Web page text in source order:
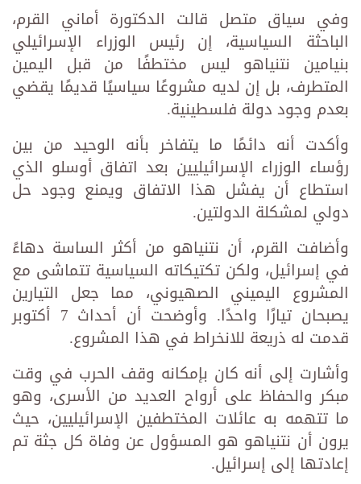
وفي سياق متصل قالت الدكتورة أماني القرم،
الباحثة السياسية، إن رئيس الوزراء الإسرائيلي
بنيامين نتنياهو ليس مختطفًا من قبل اليمين
المتطرف، بل إن لديه مشروعًا سياسيًا قديمًا يقضي
بعدم وجود دولة فلسطينية.
وأكدت أنه دائمًا ما يتفاخر بأنه الوحيد من بين
رؤساء الوزراء الإسرائيليين بعد اتفاق أوسلو الذي
استطاع أن يفشل هذا الاتفاق ويمنع وجود حل
دولي لمشكلة الدولتين.
وأضافت القرم، أن نتنياهو من أكثر الساسة دهاءً
في إسرائيل، ولكن تكتيكاته السياسية تتماشى مع
المشروع اليميني الصهيوني، مما جعل التيارين
يصبحان تيارًا واحدًا. وأوضحت أن أحداث 7 أكتوبر
قدمت له ذريعة للانخراط في هذا المشروع.
وأشارت إلى أنه كان بإمكانه وقف الحرب في وقت
مبكر والحفاظ على أرواح العديد من الأسرى، وهو
ما تتهمه به عائلات المختطفين الإسرائيليين، حيث
يرون أن نتنياهو هو المسؤول عن وفاة كل جثة تم
إعادتها إلى إسرائيل.